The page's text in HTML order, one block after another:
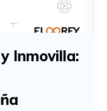
Inmovilla: